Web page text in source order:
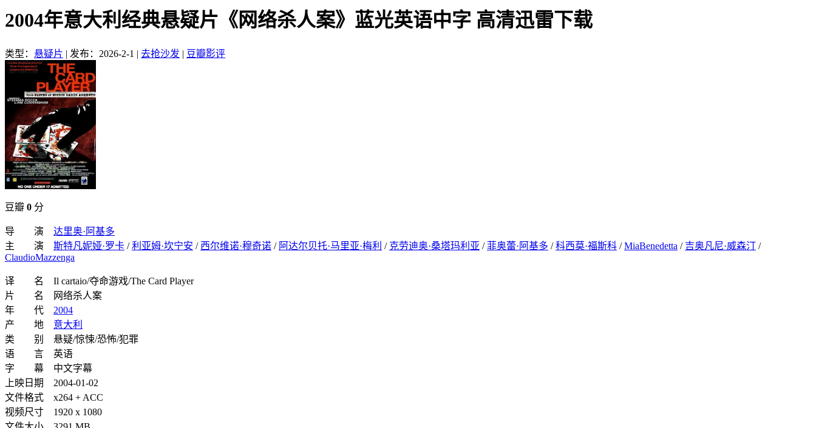
2004年意大利经典悬疑片《网络杀人案》蓝光英语中字 高清迅雷下载
类型： 悬疑片 | 发布：2026-2-1 | 去抢沙发 | 豆瓣影评
豆瓣 0 分
导 演 达里奥·阿基多
主 演 斯特凡妮娅·罗卡 /利亚姆·坎宁安 / 西尔维诺·穆奇诺 / 阿达尔贝托·马里亚·梅利 / 克劳迪奥·桑塔玛利亚 /菲奥蕾·阿基多 /科西莫·福斯科 /MiaBenedetta / 吉奥凡尼·威森汀 /
ClaudioMazzenga
译 名 Il cartaio/夺命游戏/The Card Player
片 名 网络杀人案
年 代 2004
产 地 意大利
类 别 悬疑/惊悚/恐怖/犯罪
语 言 英语
字 幕 中文字幕
上映日期 2004-01-02
文件格式 x264 + ACC
视频尺寸 1920 x 1080